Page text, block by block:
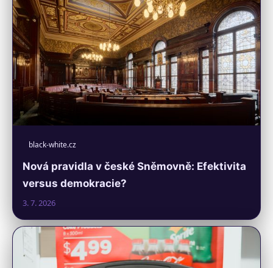
black-white.cz
Nová pravidla v české Sněmovně: Efektivita
versus demokracie?
3. 7. 2026